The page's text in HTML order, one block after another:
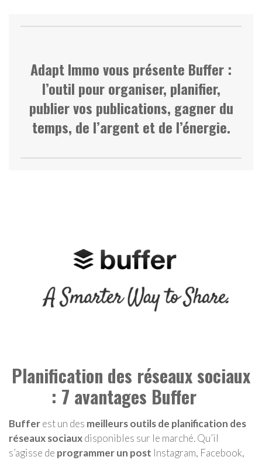
Adapt Immo vous présente Buffer :
l’outil pour organiser, planifier,
publier vos publications, gagner du
temps, de l’argent et de l’énergie.
Planification des réseaux sociaux
: 7 avantages Buffer
Bufferest un des meilleurs outils de planification des
réseaux sociauxdisponibles sur le marché. Qu’il
s’agisse de programmer un post Instagram, Facebook,